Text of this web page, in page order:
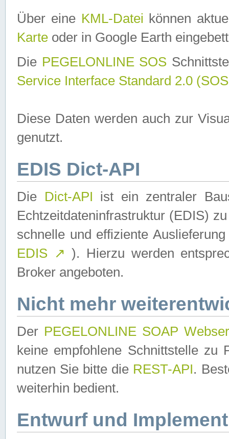
Über eine KML-Datei können
Karte oder in Google Earth
Die PEGELONLINE SOS
Service Interface Standard 2.0
Diese Daten werden auch zur
genutzt.
EDIS Dict-API
Die Dict-API ist ein zentraler
Echtzeitdateninfrastruktur (EDIS)
schnelle und effiziente
EDIS ↗ ). Hierzu werden
Broker angeboten.
Nicht mehr
Der PEGELONLINE SOAP
keine empfohlene Schnittstelle zu
nutzen Sie bitte die REST-API.
weiterhin bedient.
Entwurf und